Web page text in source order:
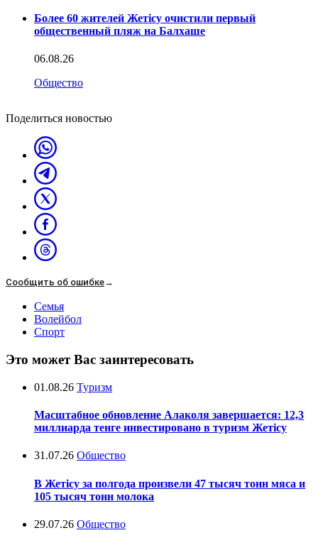
Более 60 жителей Жетісу очистили первый
общественный пляж на Балхаше
06.08.26
Общество
Поделиться новостью
Сообщить об ошибке→
Семья
Волейбол
Спорт
Это может Вас заинтересовать
01.08.26 Туризм
Масштабное обновление Алаколя завершается: 12,3
миллиарда тенге инвестировано в туризм Жетісу
31.07.26 Общество
В Жетісу за полгода произвели 47 тысяч тонн мяса и
105 тысяч тонн молока
29.07.26 Общество